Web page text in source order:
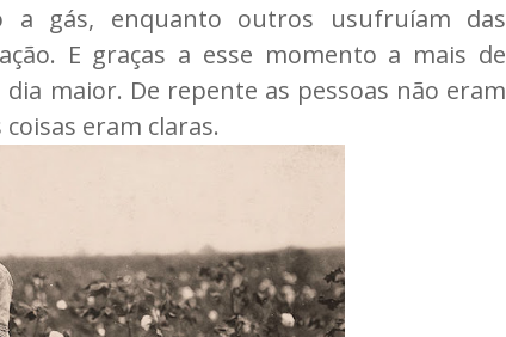
a gás, enquanto outros usufruíam das
E graças a esse momento a mais de
maior. De repente as pessoas não eram
eram claras.